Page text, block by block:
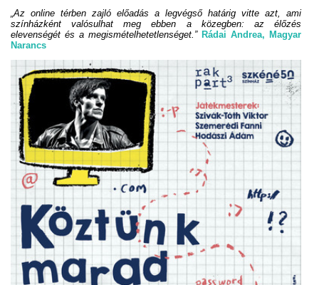
„Az online térben zajló előadás a legvégső határig vitte azt, ami
színházként valósulhat meg ebben a közegben: az élőzés
elevenségét és a megismételhetetlenséget.” Rádai Andrea, Magyar
Narancs